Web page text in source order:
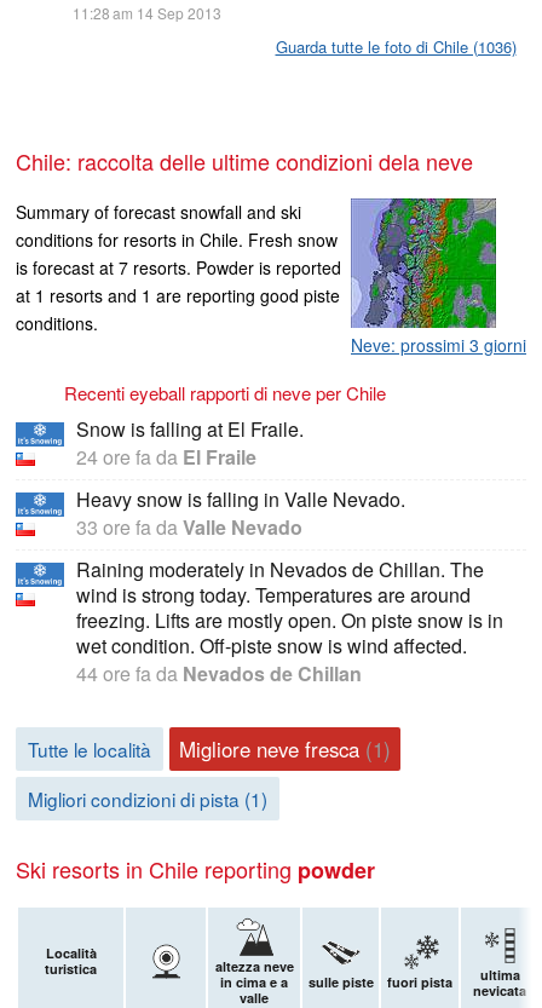
11:28 am 14 Sep 2013
Guarda tutte le foto di Chile (1036)
Chile: raccolta delle ultime condizioni dela neve
Neve: prossimi 3 giorni
Summary of forecast snowfall and ski
conditions for resorts in Chile. Fresh snow
is forecast at 7 resorts. Powder is reported
at 1 resorts and 1 are reporting good piste
conditions.
Recenti eyeball rapporti di neve per Chile
Snow is falling at El Fraile.
24 ore fa da El Fraile
Heavy snow is falling in Valle Nevado.
33 ore fadaValle Nevado
Raining moderately in Nevados de Chillan. The
wind is strong today. Temperatures are around
freezing. Lifts are mostly open. On piste snow is in
wet condition. Off-piste snow is wind affected.
44 ore fada Nevados de Chillan
Tutte le località Migliore neve fresca (1)
Migliori condizioni di pista (1)
Ski resorts in Chile reporting powder
Località
turistica
altezza neve
in cima e a
valle
sulle piste fuori pista
ultima
nevicata